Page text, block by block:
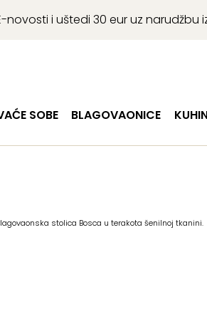
novosti i uštedi 30 eur uz
SOBE BLAGOVAONICE
stolica Bosca u terakota šenilnoj tkanini.